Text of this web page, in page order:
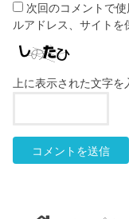
次回のコメントで
ルアドレス、サイトを
上に表示された文字を